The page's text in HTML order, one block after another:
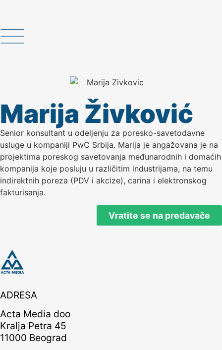
Marija Živković
Senior konsultant u odeljenju za poresko-savetodavne
usluge u kompaniji PwC Srbija. Marija je angažovana je na
projektima poreskog savetovanja međunarodnih i domaćih
kompanija koje posluju u različitim industrijama, na temu
indirektnih poreza (PDV i akcize), carina i elektronskog
fakturisanja.
Vratite se na predavače
ADRESA
Acta Media doo
Kralja Petra 45
11000 Beograd